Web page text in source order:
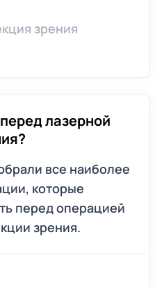
зрения
лазерной
все наиболее
которые
перед операцией
зрения.